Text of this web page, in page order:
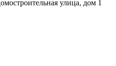
улица, дом 1